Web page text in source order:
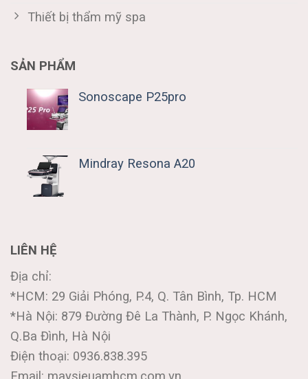
Thiết bị thẩm mỹ spa
SẢN PHẨM
Sonoscape P25pro
Mindray Resona A20
LIÊN HỆ
Địa chỉ:
*HCM: 29 Giải Phóng, P.4, Q. Tân Bình, Tp. HCM
*Hà Nội: 879 Đường Đê La Thành, P. Ngọc Khánh,
Q.Ba Đình, Hà Nội
Điện thoại: 0936.838.395
Email: maysieuamhcm.com.vn